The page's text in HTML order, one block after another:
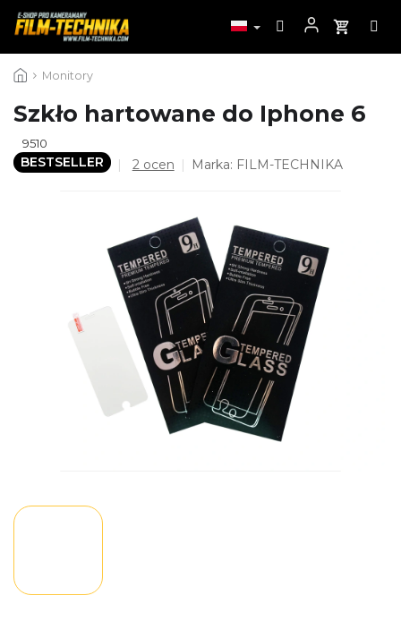
do
Monitory
Szkło hartowane do Iphone 6
9510
BESTSELLER
Średnia
5,0
5
gwiazdek.
2 ocen Marka: FILM-TECHNIKA